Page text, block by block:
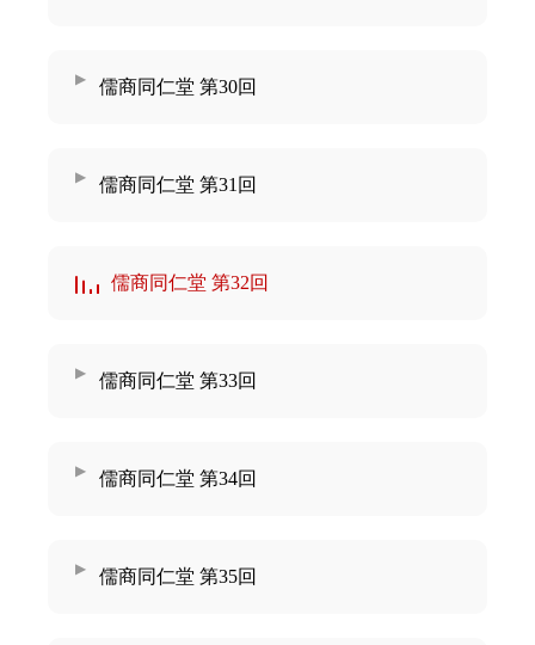
儒商同仁堂 第30回
儒商同仁堂 第31回
儒商同仁堂 第32回
儒商同仁堂 第33回
儒商同仁堂 第34回
儒商同仁堂 第35回